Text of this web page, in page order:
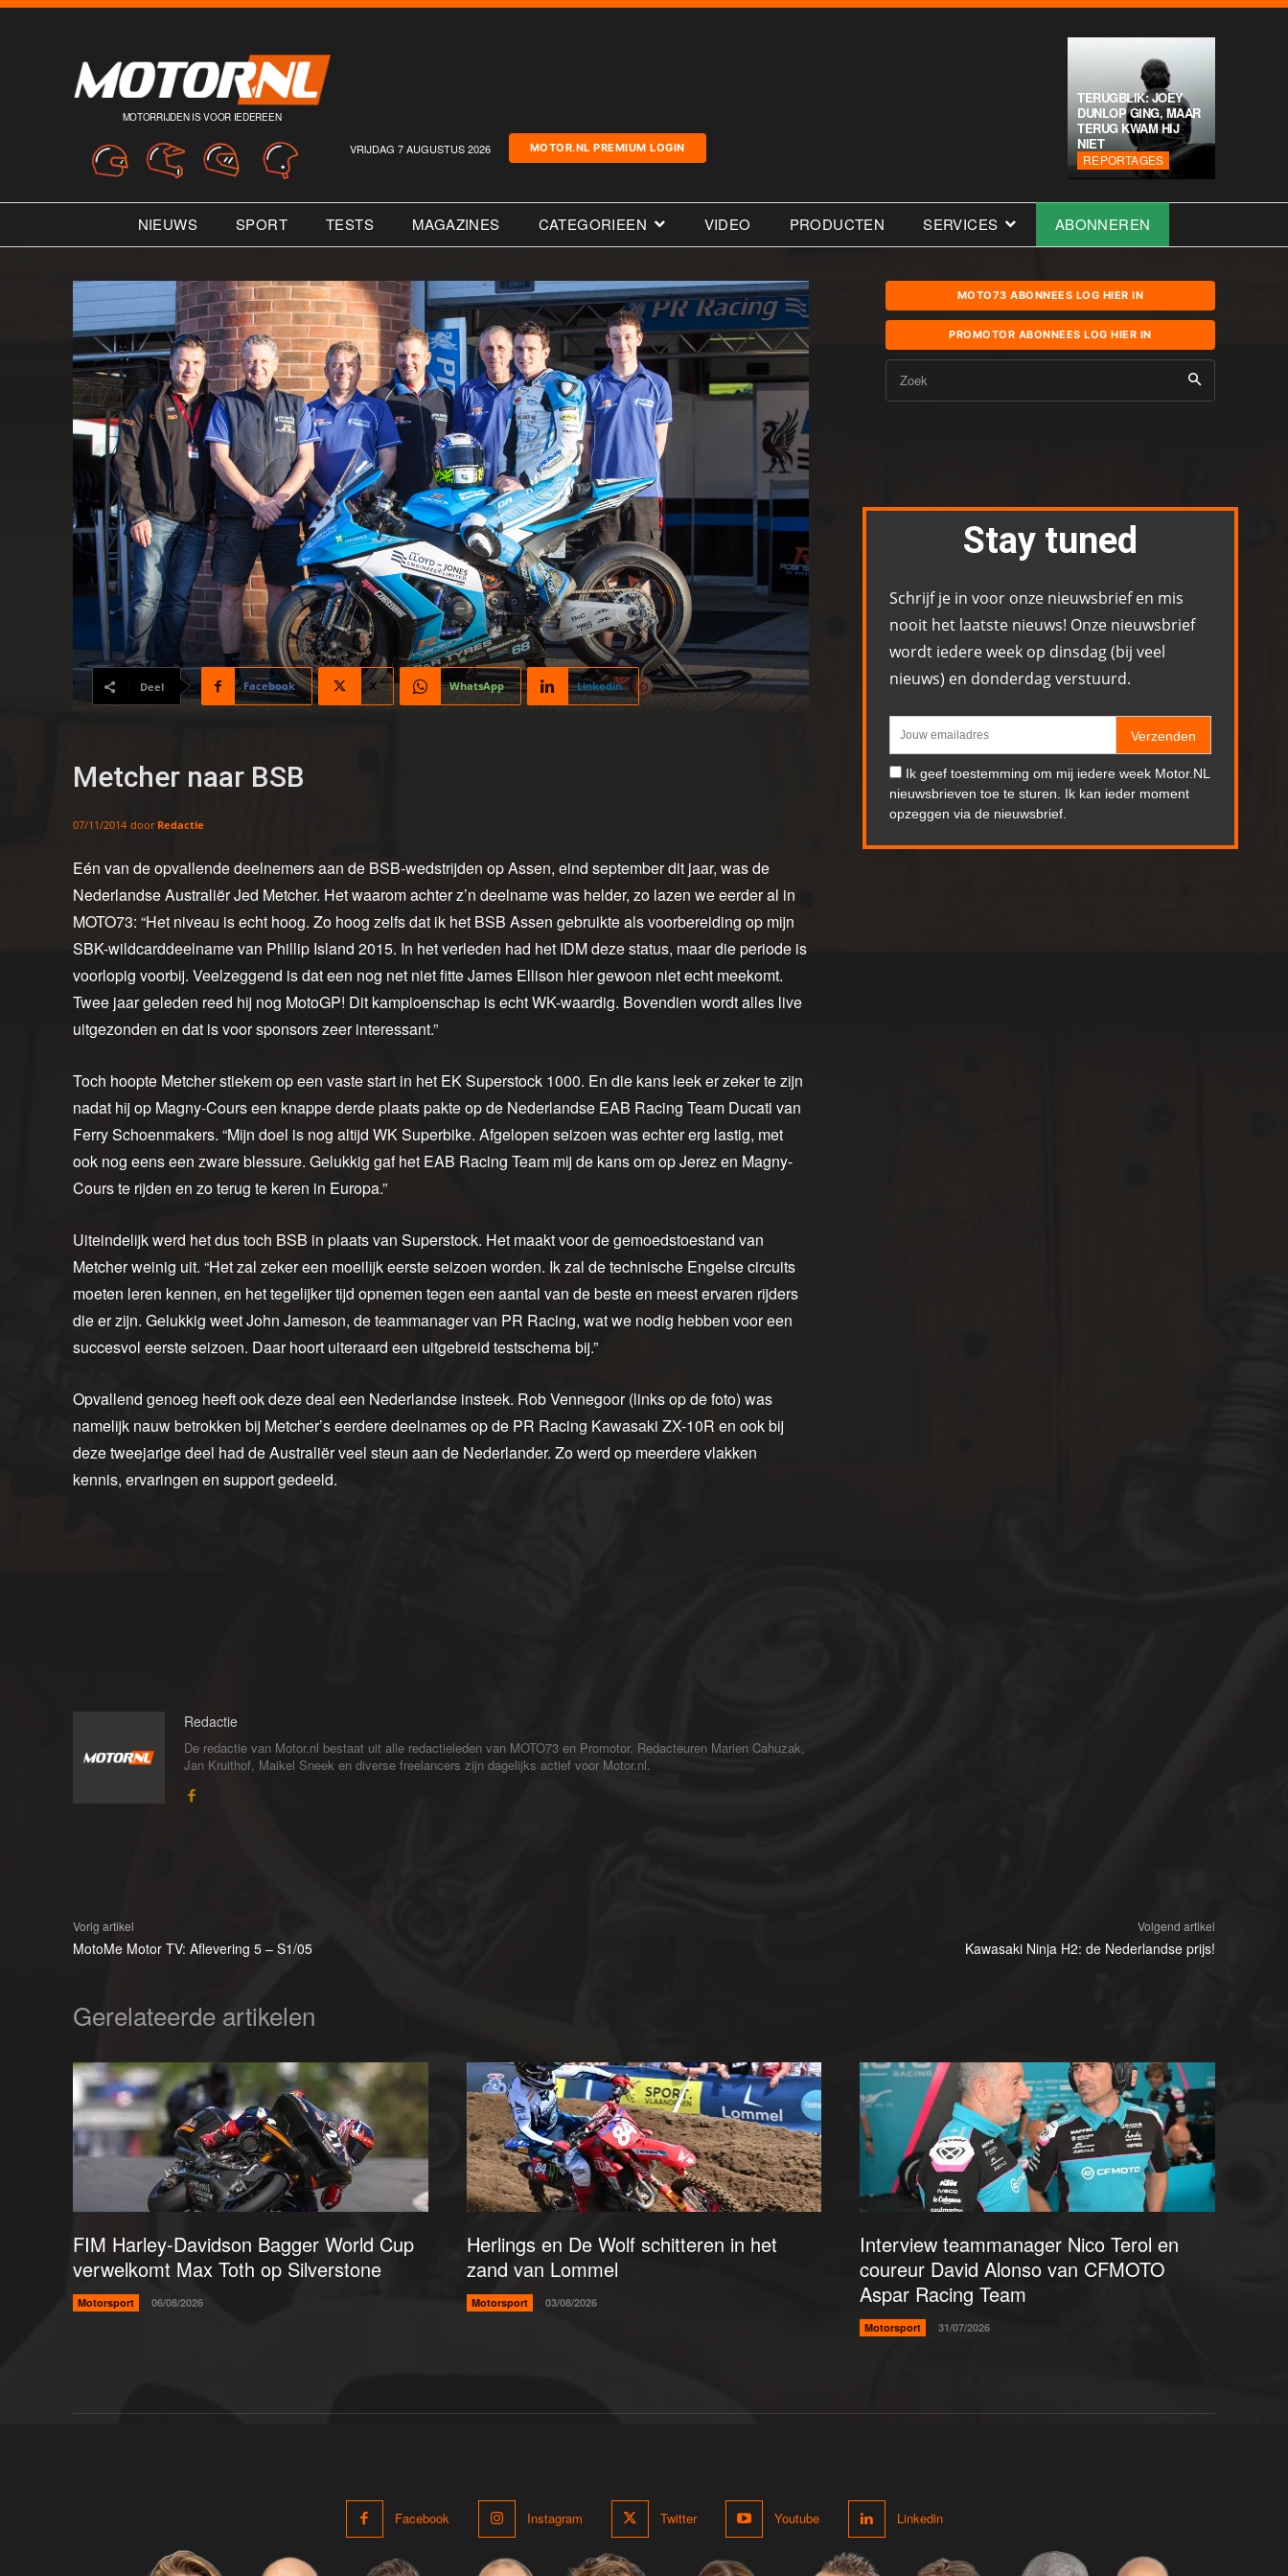
MOTORRIJDEN IS VOOR IEDEREEN
VRIJDAG 7 AUGUSTUS 2026 MOTOR.NL PREMIUM LOGIN
TERUGBLIK: JOEY
DUNLOP GING, MAAR
TERUG KWAM HIJ
NIET
REPORTAGES
NIEUWS SPORT TESTS MAGAZINES CATEGORIEEN VIDEO PRODUCTEN SERVICES ABONNEREN
Deel Facebook X WhatsApp Linkedin
Metcher naar BSB
07/11/2014 door Redactie
Eén van de opvallende deelnemers aan de BSB-wedstrijden op Assen, eind september dit jaar, was de
Nederlandse Australiër Jed Metcher. Het waarom achter z’n deelname was helder, zo lazen we eerder al in
MOTO73: “Het niveau is echt hoog. Zo hoog zelfs dat ik het BSB Assen gebruikte als voorbereiding op mijn
SBK-wildcarddeelname van Phillip Island 2015. In het verleden had het IDM deze status, maar die periode is
voorlopig voorbij. Veelzeggend is dat een nog net niet fitte James Ellison hier gewoon niet echt meekomt.
Twee jaar geleden reed hij nog MotoGP! Dit kampioenschap is echt WK-waardig. Bovendien wordt alles live
uitgezonden en dat is voor sponsors zeer interessant.”
Toch hoopte Metcher stiekem op een vaste start in het EK Superstock 1000. En die kans leek er zeker te zijn
nadat hij op Magny-Cours een knappe derde plaats pakte op de Nederlandse EAB Racing Team Ducati van
Ferry Schoenmakers. “Mijn doel is nog altijd WK Superbike. Afgelopen seizoen was echter erg lastig, met
ook nog eens een zware blessure. Gelukkig gaf het EAB Racing Team mij de kans om op Jerez en Magny-
Cours te rijden en zo terug te keren in Europa.”
Uiteindelijk werd het dus toch BSB in plaats van Superstock. Het maakt voor de gemoedstoestand van
Metcher weinig uit. “Het zal zeker een moeilijk eerste seizoen worden. Ik zal de technische Engelse circuits
moeten leren kennen, en het tegelijker tijd opnemen tegen een aantal van de beste en meest ervaren rijders
die er zijn. Gelukkig weet John Jameson, de teammanager van PR Racing, wat we nodig hebben voor een
succesvol eerste seizoen. Daar hoort uiteraard een uitgebreid testschema bij.”
Opvallend genoeg heeft ook deze deal een Nederlandse insteek. Rob Vennegoor (links op de foto) was
namelijk nauw betrokken bij Metcher’s eerdere deelnames op de PR Racing Kawasaki ZX-10R en ook bij
deze tweejarige deel had de Australiër veel steun aan de Nederlander. Zo werd op meerdere vlakken
kennis, ervaringen en support gedeeld.
Redactie
De redactie van Motor.nl bestaat uit alle redactieleden van MOTO73 en Promotor. Redacteuren Marien Cahuzak,
Jan Kruithof, Maikel Sneek en diverse freelancers zijn dagelijks actief voor Motor.nl.
MOTO73 ABONNEES LOG HIER IN
PROMOTOR ABONNEES LOG HIER IN
Zoek
Stay tuned
Schrijf je in voor onze nieuwsbrief en mis
nooit het laatste nieuws! Onze nieuwsbrief
wordt iedere week op dinsdag (bij veel
nieuws) en donderdag verstuurd.
Verzenden
Ik geef toestemming om mij iedere week Motor.NL
nieuwsbrieven toe te sturen. Ik kan ieder moment
opzeggen via de nieuwsbrief.
Vorig artikel
MotoMe Motor TV: Aflevering 5 – S1/05
Volgend artikel
Kawasaki Ninja H2: de Nederlandse prijs!
Gerelateerde artikelen
FIM Harley-Davidson Bagger World Cup
verwelkomt Max Toth op Silverstone
Motorsport 06/08/2026
Herlings en De Wolf schitteren in het
zand van Lommel
Motorsport 03/08/2026
Interview teammanager Nico Terol en
coureur David Alonso van CFMOTO
Aspar Racing Team
Motorsport 31/07/2026
Facebook Instagram Twitter Youtube Linkedin